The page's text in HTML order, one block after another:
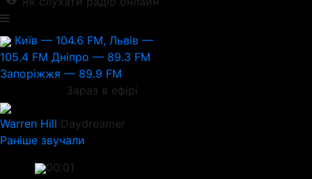
Київ — 104.6 FM, Львів —
105.4 FM Дніпро — 89.3 FM
Запоріжжя — 89.9 FM
Зараз в ефірі
Warren Hill Daydreamer
Раніше звучали
00:01